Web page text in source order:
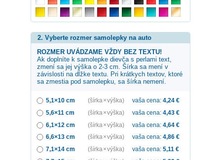
2. Vyberte rozmer samolepky na auto
ROZMER UVÁDZAME VŽDY BEZ TEXTU!
Ak doplníte k samolepke dievča s perlami text,
zmení sa jej výška o 2-3 cm. Šírka sa mení v
závislosti na dĺžke textu. Pri krátkych textov, ktoré
sa zmestia pod samolepku, sa šírka nemení.
5,1×10 cm (šírka × výška) vaša cena: 4,24 €
5,6×11 cm
(šírka × výška) vaša cena: 4,43 €
6,1×12 cm
(šírka × výška) vaša cena: 4,64 €
6,6×13 cm
(šírka × výška) vaša cena: 4,86 €
7,1×14 cm
(šírka × výška) vaša cena: 5,11 €